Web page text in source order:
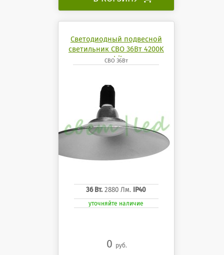
Светодиодный подвесной
светильник СВО 36Вт 4200K
mobilux
СВО 36Вт
36 Вт. 2880 Лм. IP40
уточняйте наличие
0 руб.